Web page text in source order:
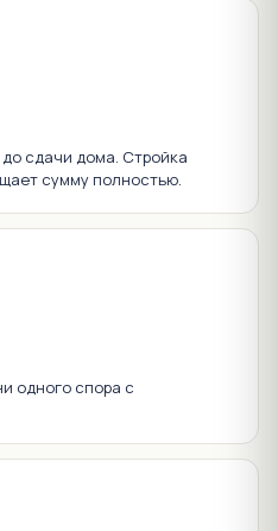
сдачи дома. Стройка
сумму полностью.
одного спора с